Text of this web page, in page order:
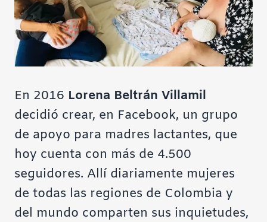
En 2016 Lorena Beltrán Villamil
decidió crear, en Facebook, un grupo
de apoyo para madres lactantes, que
hoy cuenta con más de 4.500
seguidores. Allí diariamente mujeres
de todas las regiones de Colombia y
del mundo comparten sus inquietudes,